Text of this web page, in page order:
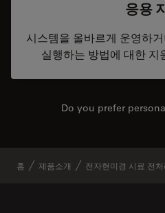
응용
시스템을 올바르게 운영하
실행하는 방법에 대한 지
Do you prefer
홈 제품소개 전자현미경 시료 전처